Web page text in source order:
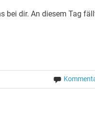
bei dir. An diesem Tag